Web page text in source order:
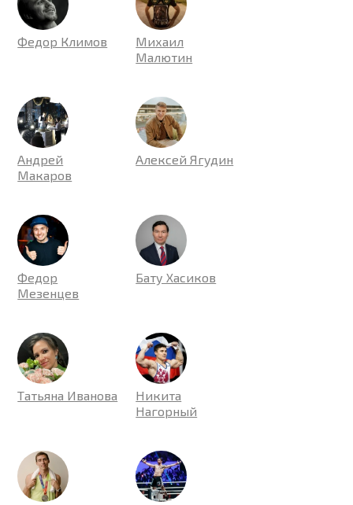
Федор Климов
Михаил
Малютин
Андрей
Макаров
Алексей Ягудин
Федор
Мезенцев
Бату Хасиков
Татьяна Иванова
Никита
Нагорный